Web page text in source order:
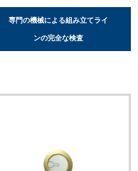
専門の機械による組み立てライ
ンの完全な検査